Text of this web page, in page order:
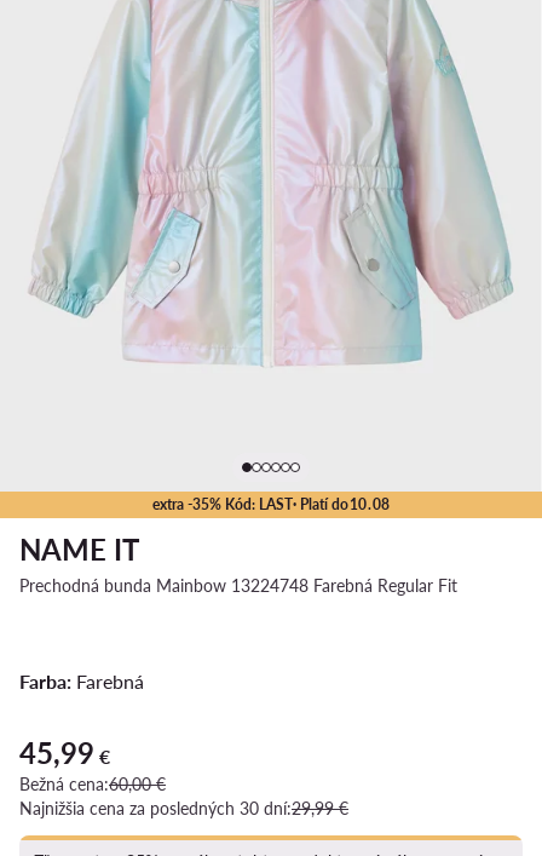
extra -35% Kód: LAST· Platí do10.08
NAME IT
Prechodná bunda Mainbow 13224748 Farebná Regular Fit
Farba: Farebná
Aktuálna cena 45,99 €
45,99 €
Bežná cena:60,00 €
Najnižšia cena za posledných 30 dní:29,99 €